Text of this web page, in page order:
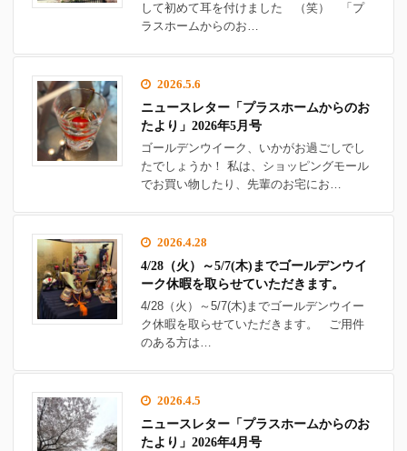
して初めて耳を付けました （笑） 「プ
ラスホームからのお…
2026.5.6
ニュースレター「プラスホームからのお
たより」2026年5月号
ゴールデンウイーク、いかがお過ごしでし
たでしょうか！ 私は、ショッピングモール
でお買い物したり、先輩のお宅にお…
2026.4.28
4/28（火）～5/7(木)までゴールデンウイ
ーク休暇を取らせていただきます。
4/28（火）～5/7(木)までゴールデンウイー
ク休暇を取らせていただきます。 ご用件
のある方は…
2026.4.5
ニュースレター「プラスホームからのお
たより」2026年4月号